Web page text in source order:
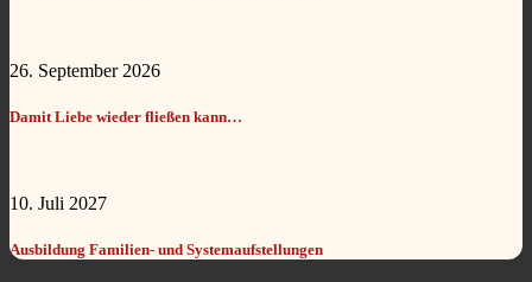
26. September 2026
Damit Liebe wieder fließen kann…
10. Juli 2027
Ausbildung Familien- und Systemaufstellungen